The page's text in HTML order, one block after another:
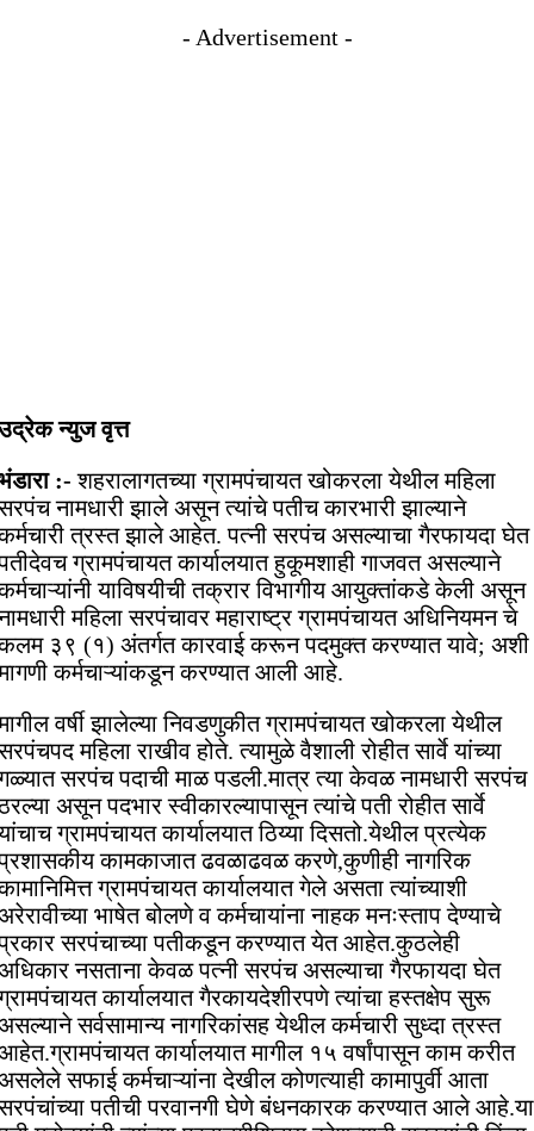
- Advertisement -
न्युज वृत्त
:-शहरालागतच्या ग्रामपंचायत खोकरला येथील महिला
नामधारी झाले असून त्यांचे पतीच कारभारी झाल्याने
त्रस्त झाले आहेत. पत्नी सरपंच असल्याचा गैरफायदा घेत
ग्रामपंचायत कार्यालयात हुकूमशाही गाजवत असल्याने
याविषयीची तक्रार विभागीय आयुक्तांकडे केली असून
महिला सरपंचावर महाराष्ट्र ग्रामपंचायत अधिनियमन चे
३९ (१) अंतर्गत कारवाई करून पदमुक्त करण्यात यावे; अशी
कर्मचाऱ्यांकडून करण्यात आली आहे.
वर्षी झालेल्या निवडणुकीत ग्रामपंचायत खोकरला येथील
महिला राखीव होते. त्यामुळे वैशाली रोहीत सार्वे यांच्या
सरपंच पदाची माळ पडली.मात्र त्या केवळ नामधारी सरपंच
असून पदभार स्वीकारल्यापासून त्यांचे पती रोहीत सार्वे
ग्रामपंचायत कार्यालयात ठिय्या दिसतो.येथील प्रत्येक
कामकाजात ढवळाढवळ करणे,कुणीही नागरिक
ग्रामपंचायत कार्यालयात गेले असता त्यांच्याशी
भाषेत बोलणे व कर्मचायांना नाहक मनःस्ताप देण्याचे
सरपंचाच्या पतीकडून करण्यात येत आहेत.कुठलेही
नसताना केवळ पत्नी सरपंच असल्याचा गैरफायदा घेत
कार्यालयात गैरकायदेशीरपणे त्यांचा हस्तक्षेप सुरू
सर्वसामान्य नागरिकांसह येथील कर्मचारी सुध्दा त्रस्त
कार्यालयात मागील १५ वर्षांपासून काम करीत
सफाई कर्मचाऱ्यांना देखील कोणत्याही कामापुर्वी आता
पतीची परवानगी घेणे बंधनकारक करण्यात आले आहे.या